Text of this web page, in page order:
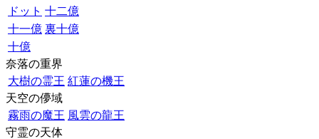
ドット 十二億
十一億 裏十億
十億
奈落の重界
大樹の霊王 紅蓮の機王
天空の儚域
霧雨の魔王 風雲の龍王
守霊の天体